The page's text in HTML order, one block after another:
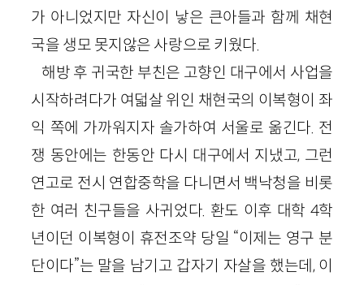
가 아니었지만 자신이 낳은 큰아들과 함께 채현
국을 생모 못지않은 사랑으로 키웠다.
해방 후 귀국한 부친은 고향인 대구에서 사업을
시작하려다가 여덟살 위인 채현국의 이복형이 좌
익 쪽에 가까워지자 솔가하여 서울로 옮긴다. 전
쟁 동안에는 한동안 다시 대구에서 지냈고, 그런
연고로 전시 연합중학을 다니면서 백낙청을 비롯
한 여러 친구들을 사귀었다. 환도 이후 대학 4학
년이던 이복형이 휴전조약 당일 “이제는 영구 분
단이다”는 말을 남기고 갑자기 자살을 했는데, 이